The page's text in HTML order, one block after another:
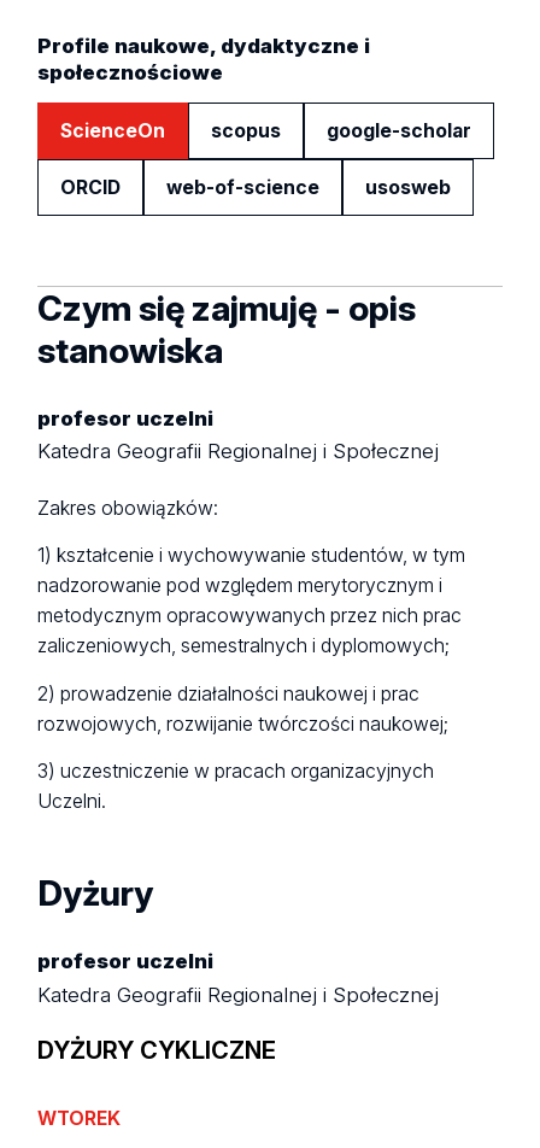
Profile naukowe, dydaktyczne i
społecznościowe
ScienceOn scopus google-scholar
ORCID web-of-science usosweb
Czym się zajmuję - opis
stanowiska
profesor uczelni
Katedra Geografii Regionalnej i Społecznej
Zakres obowiązków:
1) kształcenie i wychowywanie studentów, w tym
nadzorowanie pod względem merytorycznym i
metodycznym opracowywanych przez nich prac
zaliczeniowych, semestralnych i dyplomowych;
2) prowadzenie działalności naukowej i prac
rozwojowych, rozwijanie twórczości naukowej;
3) uczestniczenie w pracach organizacyjnych
Uczelni.
Dyżury
profesor uczelni
Katedra Geografii Regionalnej i Społecznej
DYŻURY CYKLICZNE
WTOREK